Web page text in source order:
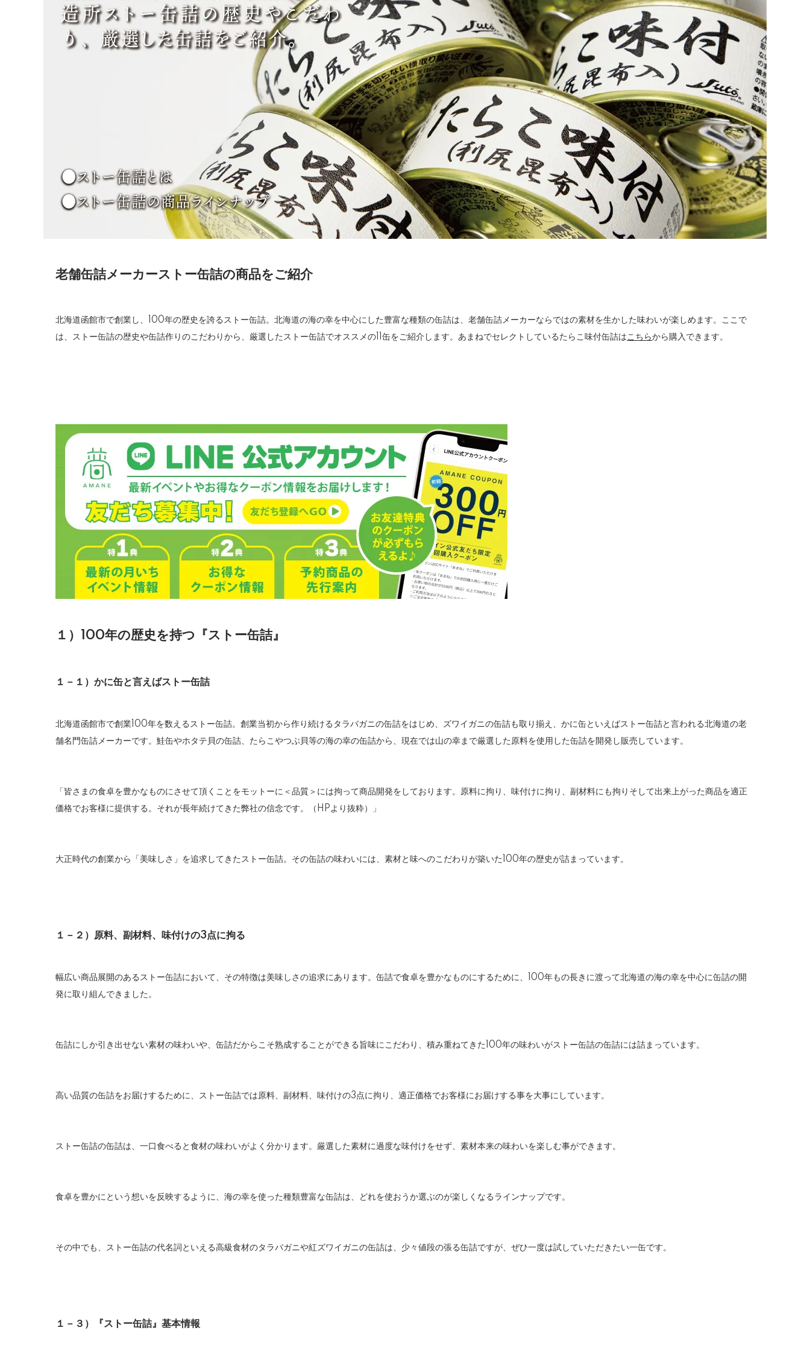
老舗缶詰メーカーストー缶詰の商品をご紹介
北海道函館市で創業し、100年の歴史を誇るストー缶詰。北海道の海の幸を中心にした豊富な種類の缶詰は、老舗缶詰メーカーならではの素材を生かした味わいが楽しめます。ここで
は、ストー缶詰の歴史や缶詰作りのこだわりから、厳選したストー缶詰でオススメの11缶をご紹介します。あまねでセレクトしているたらこ味付缶詰はこちらから購入できます。
１）100年の歴史を持つ『ストー缶詰』
１－１）かに缶と言えばストー缶詰
北海道函館市で創業100年を数えるストー缶詰。創業当初から作り続けるタラバガニの缶詰をはじめ、ズワイガニの缶詰も取り揃え、かに缶といえばストー缶詰と言われる北海道の老
舗名門缶詰メーカーです。鮭缶やホタテ貝の缶詰、たらこやつぶ貝等の海の幸の缶詰から、現在では山の幸まで厳選した原料を使用した缶詰を開発し販売しています。
「皆さまの食卓を豊かなものにさせて頂くことをモットーに＜品質＞には拘って商品開発をしております。原料に拘り、味付けに拘り、副材料にも拘りそして出来上がった商品を適正
価格でお客様に提供する。それが長年続けてきた弊社の信念です。（HPより抜粋）」
大正時代の創業から「美味しさ」を追求してきたストー缶詰。その缶詰の味わいには、素材と味へのこだわりが築いた100年の歴史が詰まっています。
１－２）原料、副材料、味付けの3点に拘る
幅広い商品展開のあるストー缶詰において、その特徴は美味しさの追求にあります。缶詰で食卓を豊かなものにするために、100年もの長きに渡って北海道の海の幸を中心に缶詰の開
発に取り組んできました。
缶詰にしか引き出せない素材の味わいや、缶詰だからこそ熟成することができる旨味にこだわり、積み重ねてきた100年の味わいがストー缶詰の缶詰には詰まっています。
高い品質の缶詰をお届けするために、ストー缶詰では原料、副材料、味付けの3点に拘り、適正価格でお客様にお届けする事を大事にしています。
ストー缶詰の缶詰は、一口食べると食材の味わいがよく分かります。厳選した素材に過度な味付けをせず、素材本来の味わいを楽しむ事ができます。
食卓を豊かにという想いを反映するように、海の幸を使った種類豊富な缶詰は、どれを使おうか選ぶのが楽しくなるラインナップです。
その中でも、ストー缶詰の代名詞といえる高級食材のタラバガニや紅ズワイガニの缶詰は、少々値段の張る缶詰ですが、ぜひ一度は試していただきたい一缶です。
１－３）『ストー缶詰』基本情報